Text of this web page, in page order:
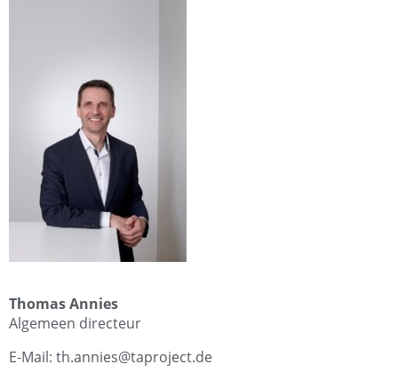
Thomas Annies
Algemeen directeur
E-Mail: th.annies@taproject.de